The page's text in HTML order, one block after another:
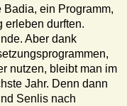
ein Programm,
erleben durften.
Aber dank
nutzen, bleibt man im
Jahr. Denn dann
Senlis nach